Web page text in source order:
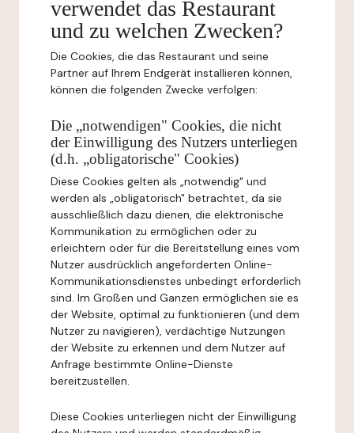
verwendet das Restaurant
und zu welchen Zwecken?
Die Cookies, die das Restaurant und seine
Partner auf Ihrem Endgerät installieren können,
können die folgenden Zwecke verfolgen:
Die „notwendigen" Cookies, die nicht
der Einwilligung des Nutzers unterliegen
(d.h. „obligatorische" Cookies)
Diese Cookies gelten als „notwendig" und
werden als „obligatorisch" betrachtet, da sie
ausschließlich dazu dienen, die elektronische
Kommunikation zu ermöglichen oder zu
erleichtern oder für die Bereitstellung eines vom
Nutzer ausdrücklich angeforderten Online-
Kommunikationsdienstes unbedingt erforderlich
sind. Im Großen und Ganzen ermöglichen sie es
der Website, optimal zu funktionieren (und dem
Nutzer zu navigieren), verdächtige Nutzungen
der Website zu erkennen und dem Nutzer auf
Anfrage bestimmte Online-Dienste
bereitzustellen.
Diese Cookies unterliegen nicht der Einwilligung